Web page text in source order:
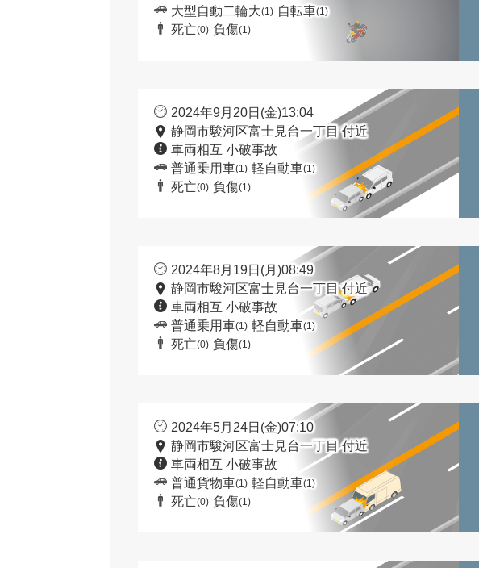
大型自動二輪大(1) 自転車(1)
死亡(0) 負傷(1)
2024年9月20日(金)13:04
静岡市駿河区富士見台一丁目 付近
車両相互 小破事故
普通乗用車(1) 軽自動車(1)
死亡(0) 負傷(1)
2024年8月19日(月)08:49
静岡市駿河区富士見台一丁目 付近
車両相互 小破事故
普通乗用車(1) 軽自動車(1)
死亡(0) 負傷(1)
2024年5月24日(金)07:10
静岡市駿河区富士見台一丁目 付近
車両相互 小破事故
普通貨物車(1) 軽自動車(1)
死亡(0) 負傷(1)